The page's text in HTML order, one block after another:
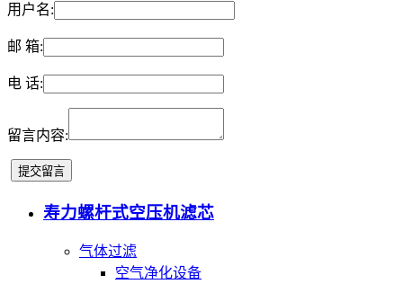
用户名:
邮 箱:
电 话:
留言内容:
寿力螺杆式空压机滤芯
气体过滤
空气净化设备